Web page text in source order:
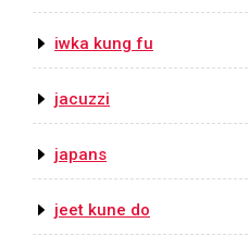
iwka kung fu
jacuzzi
japans
jeet kune do